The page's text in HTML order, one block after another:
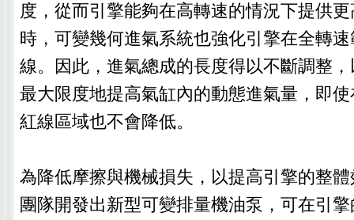
度，從而引擎能夠在高轉速的情況下提供
時，可變幾何進氣系統也強化引擎在全轉
線。因此，進氣總成的長度得以不斷調整
最大限度地提高氣缸內的動態進氣量，即
紅線區域也不會降低。
為降低摩擦與機械損失，以提高引擎的整
團隊開發出新型可變排量機油泵，可在引